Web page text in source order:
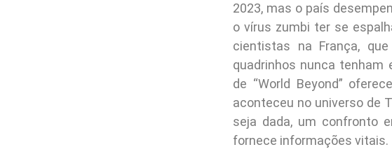
2023, mas o país
o vírus zumbi ter se
cientistas na França,
quadrinhos nunca tenham
de “World Beyond”
aconteceu no universo de
seja dada, um confronto
fornece informações vitais.